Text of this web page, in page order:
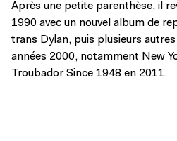
Après une petite parenthèse, il
1990 avec un nouvel album de
trans Dylan, puis plusieurs
années 2000, notamment New
Troubador Since 1948 en 2011.